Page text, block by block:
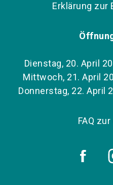
Erklärung zur
Dienstag, 20. April
Mittwoch, 21. April
Donnerstag, 22. April
FAQ